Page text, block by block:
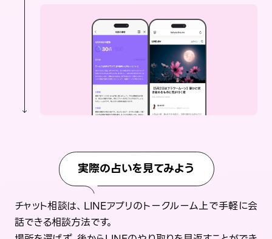
実際の占いを見てみよう
チャット相談は、LINEアプリのトークルーム上で手軽に会
話できる相談方法です。